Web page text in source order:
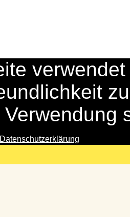
Datenschutzerklärung